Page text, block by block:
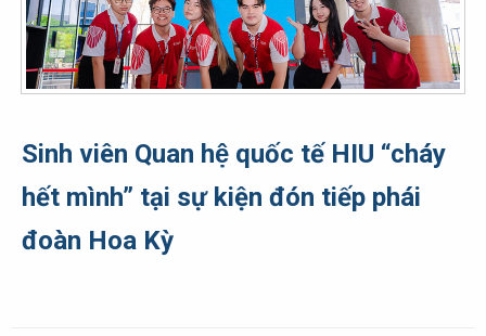
Sinh viên Quan hệ quốc tế HIU “cháy
hết mình” tại sự kiện đón tiếp phái
đoàn Hoa Kỳ